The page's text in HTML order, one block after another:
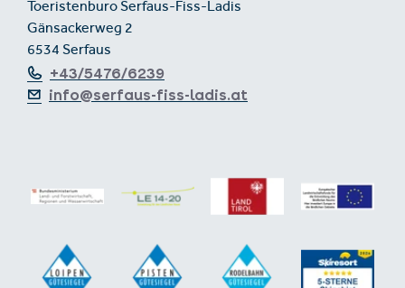
Toeristenburo Serfaus-Fiss-Ladis
Gänsackerweg 2
6534 Serfaus
+43/5476/6239
info@serfaus-fiss-ladis.at